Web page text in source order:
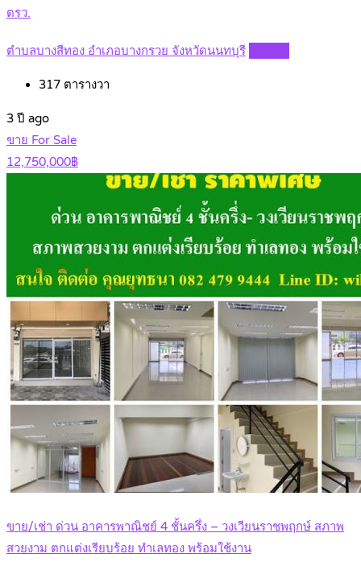
ตรว.
ตำบลบางสีทอง อำเภอบางกรวย จังหวัดนนทบุรี
317 ตารางวา
3 ปี ago
ขาย For Sale
12,750,000฿
ขาย/เช่า ด่วน อาคารพาณิชย์ 4 ชั้นครึ่ง – วงเวียนราชพฤกษ์ สภาพ
สวยงาม ตกแต่งเรียบร้อย ทําเลทอง พร้อมใช้งาน